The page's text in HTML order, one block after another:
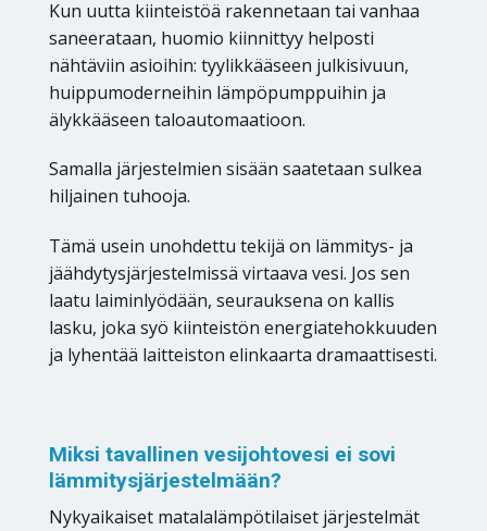
Kun uutta kiinteistöä rakennetaan tai vanhaa
saneerataan, huomio kiinnittyy helposti
nähtäviin asioihin: tyylikkääseen julkisivuun,
huippumoderneihin lämpöpumppuihin ja
älykkääseen taloautomaatioon.
Samalla järjestelmien sisään saatetaan sulkea
hiljainen tuhooja.
Tämä usein unohdettu tekijä on lämmitys- ja
jäähdytysjärjestelmissä virtaava vesi. Jos sen
laatu laiminlyödään, seurauksena on kallis
lasku, joka syö kiinteistön energiatehokkuuden
ja lyhentää laitteiston elinkaarta dramaattisesti.
Miksi tavallinen vesijohtovesi ei sovi
lämmitysjärjestelmään?
Nykyaikaiset matalalämpötilaiset järjestelmät